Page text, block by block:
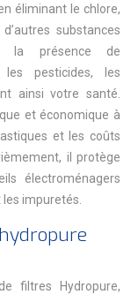
éliminant le chlore,
substances
la présence de
pesticides, les
ainsi votre santé.
et économique à
et les coûts
il protège
électroménagers
impuretés.
filtres Hydropure,